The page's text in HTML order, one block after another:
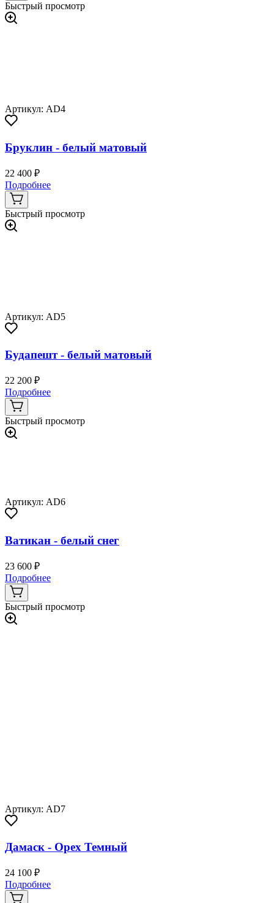
Быстрый просмотр
Артикул: AD4
Бруклин - белый матовый
22 400 ₽
Подробнее
Быстрый просмотр
Артикул: AD5
Будапешт - белый матовый
22 200 ₽
Подробнее
Быстрый просмотр
Артикул: AD6
Ватикан - белый снег
23 600 ₽
Подробнее
Быстрый просмотр
Артикул: AD7
Дамаск - Орех Темный
24 100 ₽
Подробнее